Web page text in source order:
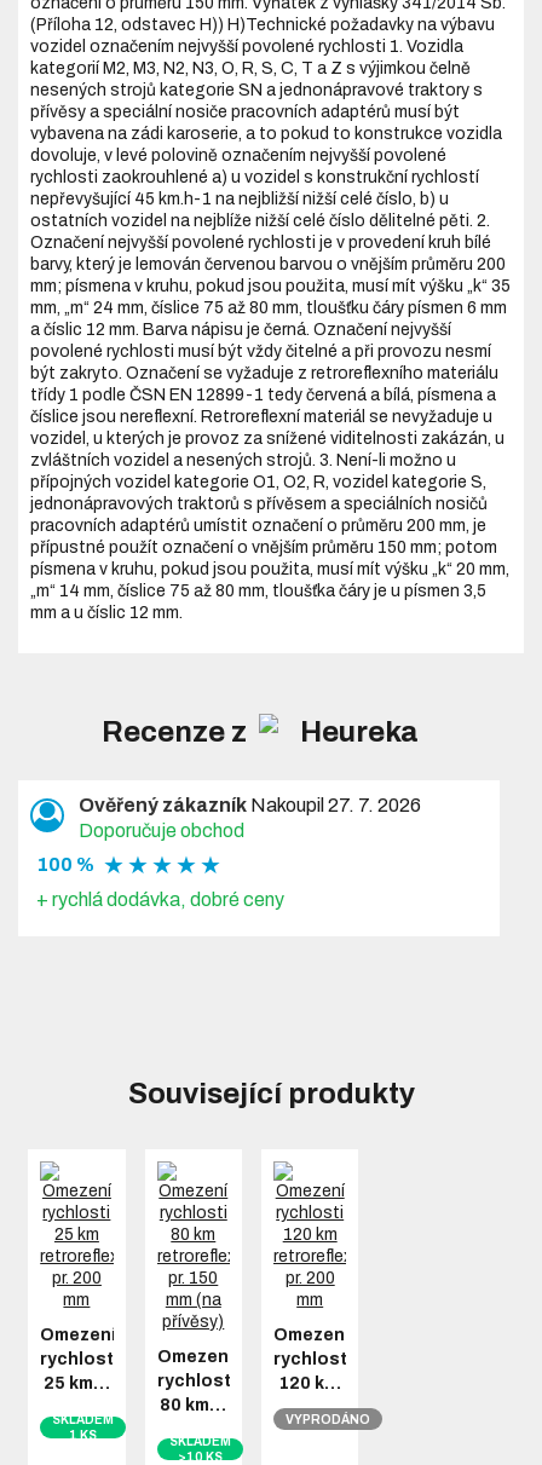
(Příloha 12, odstavec H)) H)Technické požadavky na výbavu
vozidel označením nejvyšší povolené rychlosti 1. Vozidla
kategorií M2, M3, N2, N3, O, R, S, C, T a Z s výjimkou čelně
nesených strojů kategorie SN a jednonápravové traktory s
přívěsy a speciální nosiče pracovních adaptérů musí být
vybavena na zádi karoserie, a to pokud to konstrukce vozidla
dovoluje, v levé polovině označením nejvyšší povolené
rychlosti zaokrouhlené a) u vozidel s konstrukční rychlostí
nepřevyšující 45 km.h-1 na nejbližší nižší celé číslo, b) u
ostatních vozidel na nejblíže nižší celé číslo dělitelné pěti. 2.
Označení nejvyšší povolené rychlosti je v provedení kruh bílé
barvy, který je lemován červenou barvou o vnějším průměru 200
mm; písmena v kruhu, pokud jsou použita, musí mít výšku „k“ 35
mm, „m“ 24 mm, číslice 75 až 80 mm, tloušťku čáry písmen 6 mm
a číslic 12 mm. Barva nápisu je černá. Označení nejvyšší
povolené rychlosti musí být vždy čitelné a při provozu nesmí
být zakryto. Označení se vyžaduje z retroreflexního materiálu
třídy 1 podle ČSN EN 12899-1 tedy červená a bílá, písmena a
číslice jsou nereflexní. Retroreflexní materiál se nevyžaduje u
vozidel, u kterých je provoz za snížené viditelnosti zakázán, u
zvláštních vozidel a nesených strojů. 3. Není-li možno u
přípojných vozidel kategorie O1, O2, R, vozidel kategorie S,
jednonápravových traktorů s přívěsem a speciálních nosičů
pracovních adaptérů umístit označení o průměru 200 mm, je
přípustné použít označení o vnějším průměru 150 mm; potom
písmena v kruhu, pokud jsou použita, musí mít výšku „k“ 20 mm,
„m“ 14 mm, číslice 75 až 80 mm, tloušťka čáry je u písmen 3,5
mm a u číslic 12 mm.
Recenze z
Ověřený zákazník Nakoupil 27. 7. 2026
Doporučuje obchod
100 % ★ ★ ★ ★ ★
+ rychlá dodávka, dobré ceny
Související produkty
Omezení
rychlosti
25 km…
SKLADEM
1 KS
Omezení
rychlosti
80 km…
SKLADEM
>10 KS
Omezení
rychlosti
120 k…
VYPRODÁNO